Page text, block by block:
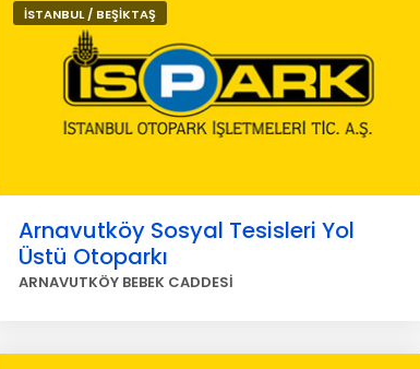
İSTANBUL / BEŞİKTAŞ
Arnavutköy Sosyal Tesisleri Yol
Üstü Otoparkı
ARNAVUTKÖY BEBEK CADDESİ